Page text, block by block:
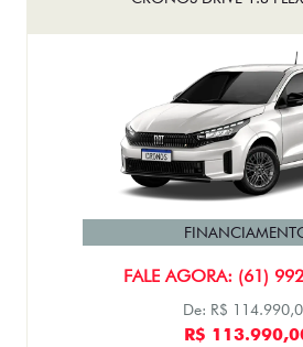
FALE AGORA: (61)
De: R$
R$